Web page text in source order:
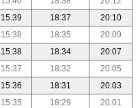
15:39 18:37
20:10
15:38 18:35
20:09
15:38 18:34
20:07
15:37 18:32
20:05
15:36 18:31
20:03
15:35 18:29
20:01